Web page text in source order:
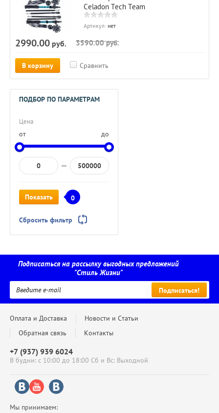
ПОДБОР ПО ПАРАМЕТРАМ
Цена
от до
Показать 0
Сбросить фильтр
Celadon Tech Team
Артикул: нет
2990.00 руб. 3590.00руб.
В корзину Сравнить
Подписаться на рассылку выгодных предложений
"Стиль Жизни"
Подписаться!
Оплата и Доставка
Новости и Статьи
Обратная связь
Контакты
+7 (937) 939 6024
В будни: с 10:00 до 18:00 Сб и Вс: Выходной
Мы принимаем: